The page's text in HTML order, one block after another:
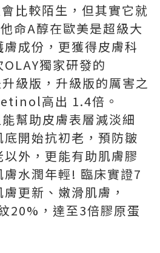
比較陌生，但其實它就
命A醇在歐美是超級大
成份，更獲得皮膚科
獨家研發的
級版，升級版的厲害之
高出 1.4倍。
幫助皮膚表層減淡細
開始抗初老，預防皺
外，更能有助肌膚膠
水潤年輕! 臨床實證7
更新、嫩滑肌膚，
20%，達至3倍膠原蛋